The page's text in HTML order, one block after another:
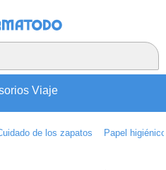
Viaje
de los zapatos Papel higiénico